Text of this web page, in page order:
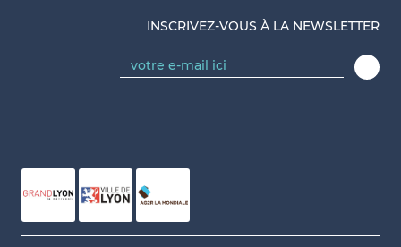
INSCRIVEZ-VOUS À LA NEWSLETTER